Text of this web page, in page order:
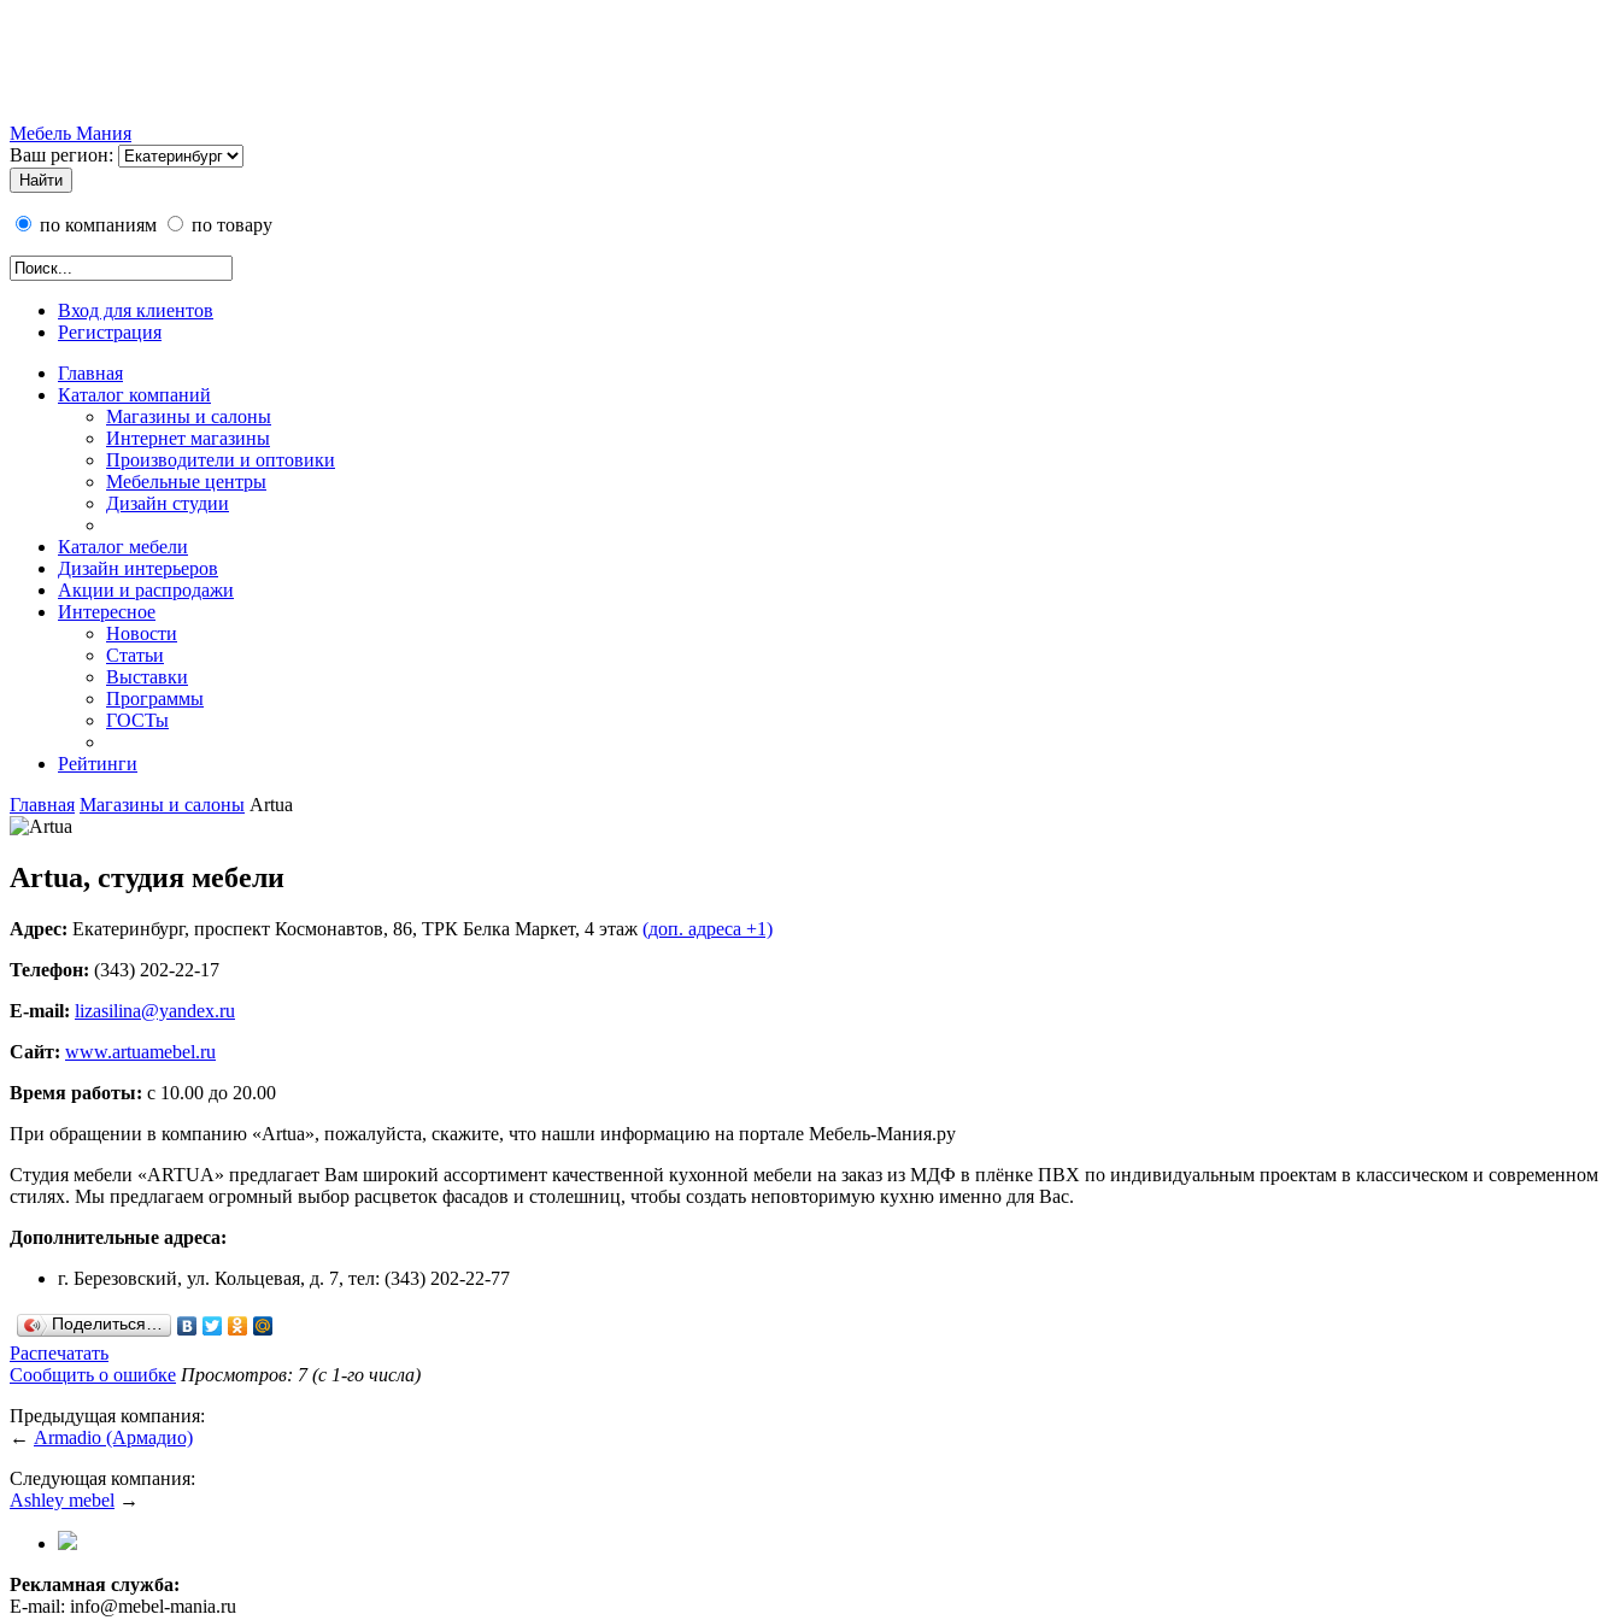
Мебель Мания
Ваш регион:
по компаниям по товару
Вход для клиентов
Регистрация
Главная
Каталог компаний
Магазины и салоны
Интернет магазины
Производители и оптовики
Мебельные центры
Дизайн студии
Каталог мебели
Дизайн интерьеров
Акции и распродажи
Интересное
Новости
Статьи
Выставки
Программы
ГОСТы
Рейтинги
Главная Магазины и салоны Artua
Artua, студия мебели
Адрес: Екатеринбург, проспект Космонавтов, 86, ТРК Белка Маркет, 4 этаж (доп. адреса +1)
Телефон: (343) 202-22-17
E-mail: lizasilina@yandex.ru
Сайт: www.artuamebel.ru
Время работы: с 10.00 до 20.00
При обращении в компанию «Artua», пожалуйста, скажите, что нашли информацию на портале Мебель-Мания.ру
Студия мебели «ARTUA» предлагает Вам широкий ассортимент качественной кухонной мебели на заказ из МДФ в плёнке ПВХ по индивидуальным проектам в классическом и современном
стилях. Мы предлагаем огромный выбор расцветок фасадов и столешниц, чтобы создать неповторимую кухню именно для Вас.
Дополнительные адреса:
г. Березовский, ул. Кольцевая, д. 7, тел: (343) 202-22-77
Поделиться…
Распечатать
Сообщить о ошибке Просмотров: 7 (с 1-го числа)
Предыдущая компания:
← Armadio (Армадио)
Следующая компания:
Ashley mebel →
Рекламная служба:
E-mail: info@mebel-mania.ru